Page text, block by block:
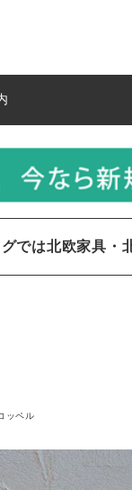
では北欧家具・
ッペル